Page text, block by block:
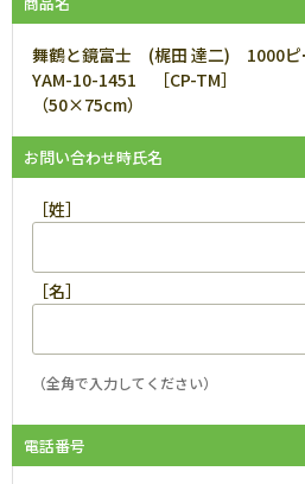
舞鶴と鏡富士 (梶田 達二) 1000
YAM-10-1451 ［CP-TM］
（50×75cm）
お問い合わせ時氏名
［姓］
［名］
（全角で入力してください）
電話番号